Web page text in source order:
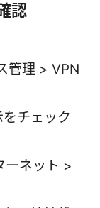
認
管理 > VPN
をチェック
ーネット >